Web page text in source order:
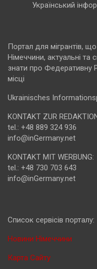
Український
Портал для мігрантів,
Німеччини, актуальні та
знати про Федеративну
місці
Ukrainisches
KONTAKT ZUR
tel.: +48 889 324 936
info@inGermany.net
KONTAKT MIT WERBUNG:
tel.: +48 730 703 643
info@inGermany.net
Cписок сервісів порталу:
Новини Німеччини
Карта Сайту